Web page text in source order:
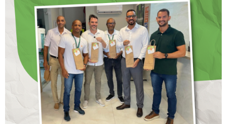
DIA DOS PAIS É
ANTECIPADO PARA
COLABORADORES DO
CREFITO-7